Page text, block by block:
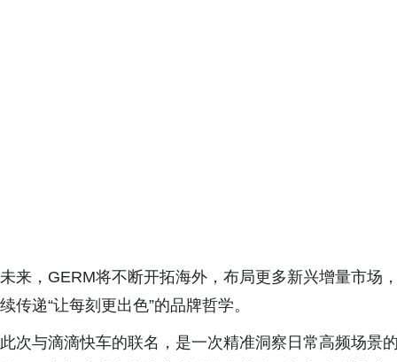
未来，GERM将不断开拓海外，布局更多新兴增量市场
续传递“让每刻更出色”的品牌哲学。
此次与滴滴快车的联名，是一次精准洞察日常高频场景